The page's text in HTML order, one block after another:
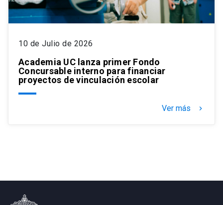
10 de Julio de 2026
Academia UC lanza primer Fondo
Concursable interno para financiar
proyectos de vinculación escolar
Ver más keyboard_arrow_right